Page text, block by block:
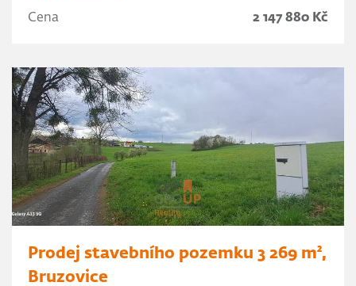
Cena 2 147 880 Kč
Prodej stavebního pozemku 3 269 m²,
Bruzovice